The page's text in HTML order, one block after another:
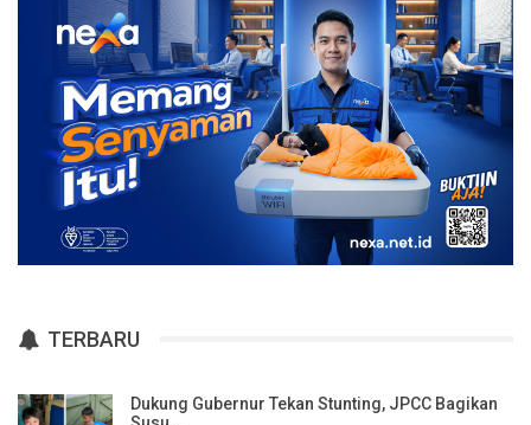
TERBARU
Dukung Gubernur Tekan Stunting, JPCC Bagikan